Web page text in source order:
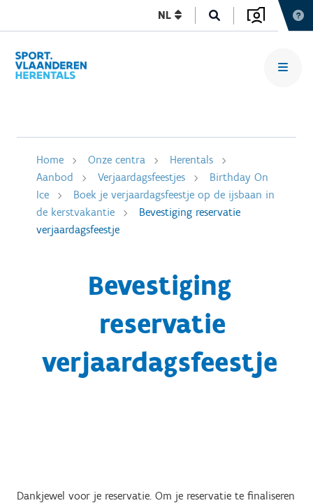
NL
Home Onze centra
Herentals
Aanbod
Verjaardagsfeestjes
Birthday On
Ice
Boek je verjaardagsfeestje op de ijsbaan in
de kerstvakantie
Bevestiging reservatie
verjaardagsfeestje
Bevestiging
reservatie
verjaardagsfeestje
Dankjewel voor je reservatie. Om je reservatie te finaliseren